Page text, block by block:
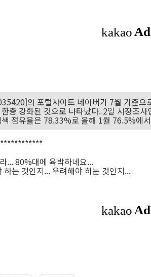
의 포털사이트 네이버가 7월 기준으
층 강화된 것으로 나타났다. 2일 시장조
점유율은 78.33%로 올해 1월 76.5%에
... 80%대에 육박하네요...
하는 것인지... 우려해야 하는 것인지...